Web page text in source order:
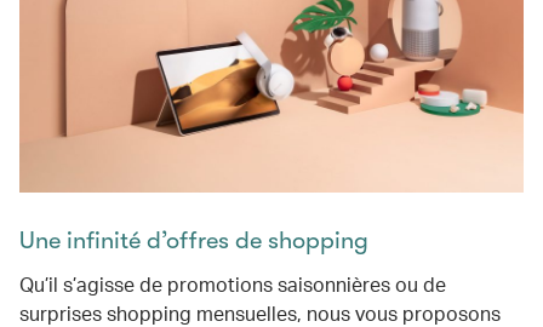
Une infinité d’offres de shopping
Qu’il s’agisse de promotions saisonnières ou de
surprises shopping mensuelles, nous vous proposons